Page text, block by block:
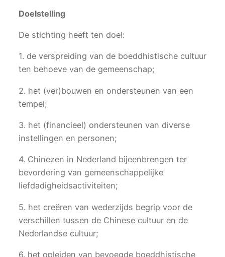
Doelstelling
De stichting heeft ten doel:
1. de verspreiding van de boeddhistische cultuur
ten behoeve van de gemeenschap;
2. het (ver)bouwen en ondersteunen van een
tempel;
3. het (financieel) ondersteunen van diverse
instellingen en personen;
4. Chinezen in Nederland bijeenbrengen ter
bevordering van gemeenschappelijke
liefdadigheidsactiviteiten;
5. het creëren van wederzijds begrip voor de
verschillen tussen de Chinese cultuur en de
Nederlandse cultuur;
6. het opleiden van bevoegde boeddhistische